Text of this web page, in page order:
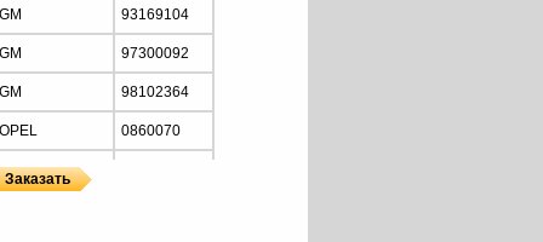
GM 93169104
GM 97300092
GM 98102364
OPEL 0860070